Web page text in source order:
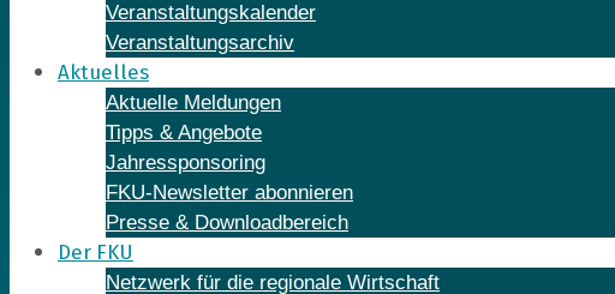
Veranstaltungskalender
Veranstaltungsarchiv
Aktuelles
Aktuelle Meldungen
Tipps & Angebote
Jahressponsoring
FKU-Newsletter abonnieren
Presse & Downloadbereich
Der FKU
Netzwerk für die regionale Wirtschaft